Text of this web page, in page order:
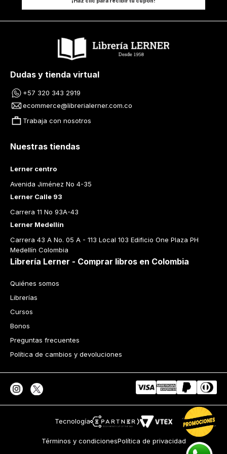
Dudas y tienda virtual
+57 320 343 2919
ecommerce@librerialerner.com.co
Trabaja con nosotros
Nuestras tiendas
Lerner centro
Avenida Jiménez No 4-35
Lerner Calle 93
Carrera 11 No 93A-43
Lerner Medellín
Carrera 43 A No. 05 A - 113 Local 103 Edificio One Plaza PH
Medellín Colombia
Librería Lerner - Comprar libros en Colombia
Quiénes somos
Librerías
Cursos
Bonos
Preguntas frecuentes
Política de cambios y devoluciones
Tecnología
Términos y condicionesPolítica de privacidad